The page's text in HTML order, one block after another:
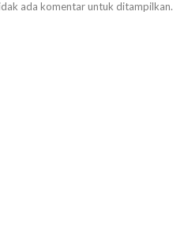
ada komentar untuk ditampilkan.